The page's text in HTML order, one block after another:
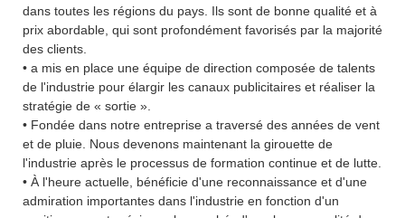
dans toutes les régions du pays. Ils sont de bonne qualité et à
prix abordable, qui sont profondément favorisés par la majorité
des clients.
• a mis en place une équipe de direction composée de talents
de l'industrie pour élargir les canaux publicitaires et réaliser la
stratégie de « sortie ».
• Fondée dans notre entreprise a traversé des années de vent
et de pluie. Nous devenons maintenant la girouette de
l'industrie après le processus de formation continue et de lutte.
• À l'heure actuelle, bénéficie d'une reconnaissance et d'une
admiration importantes dans l'industrie en fonction d'un